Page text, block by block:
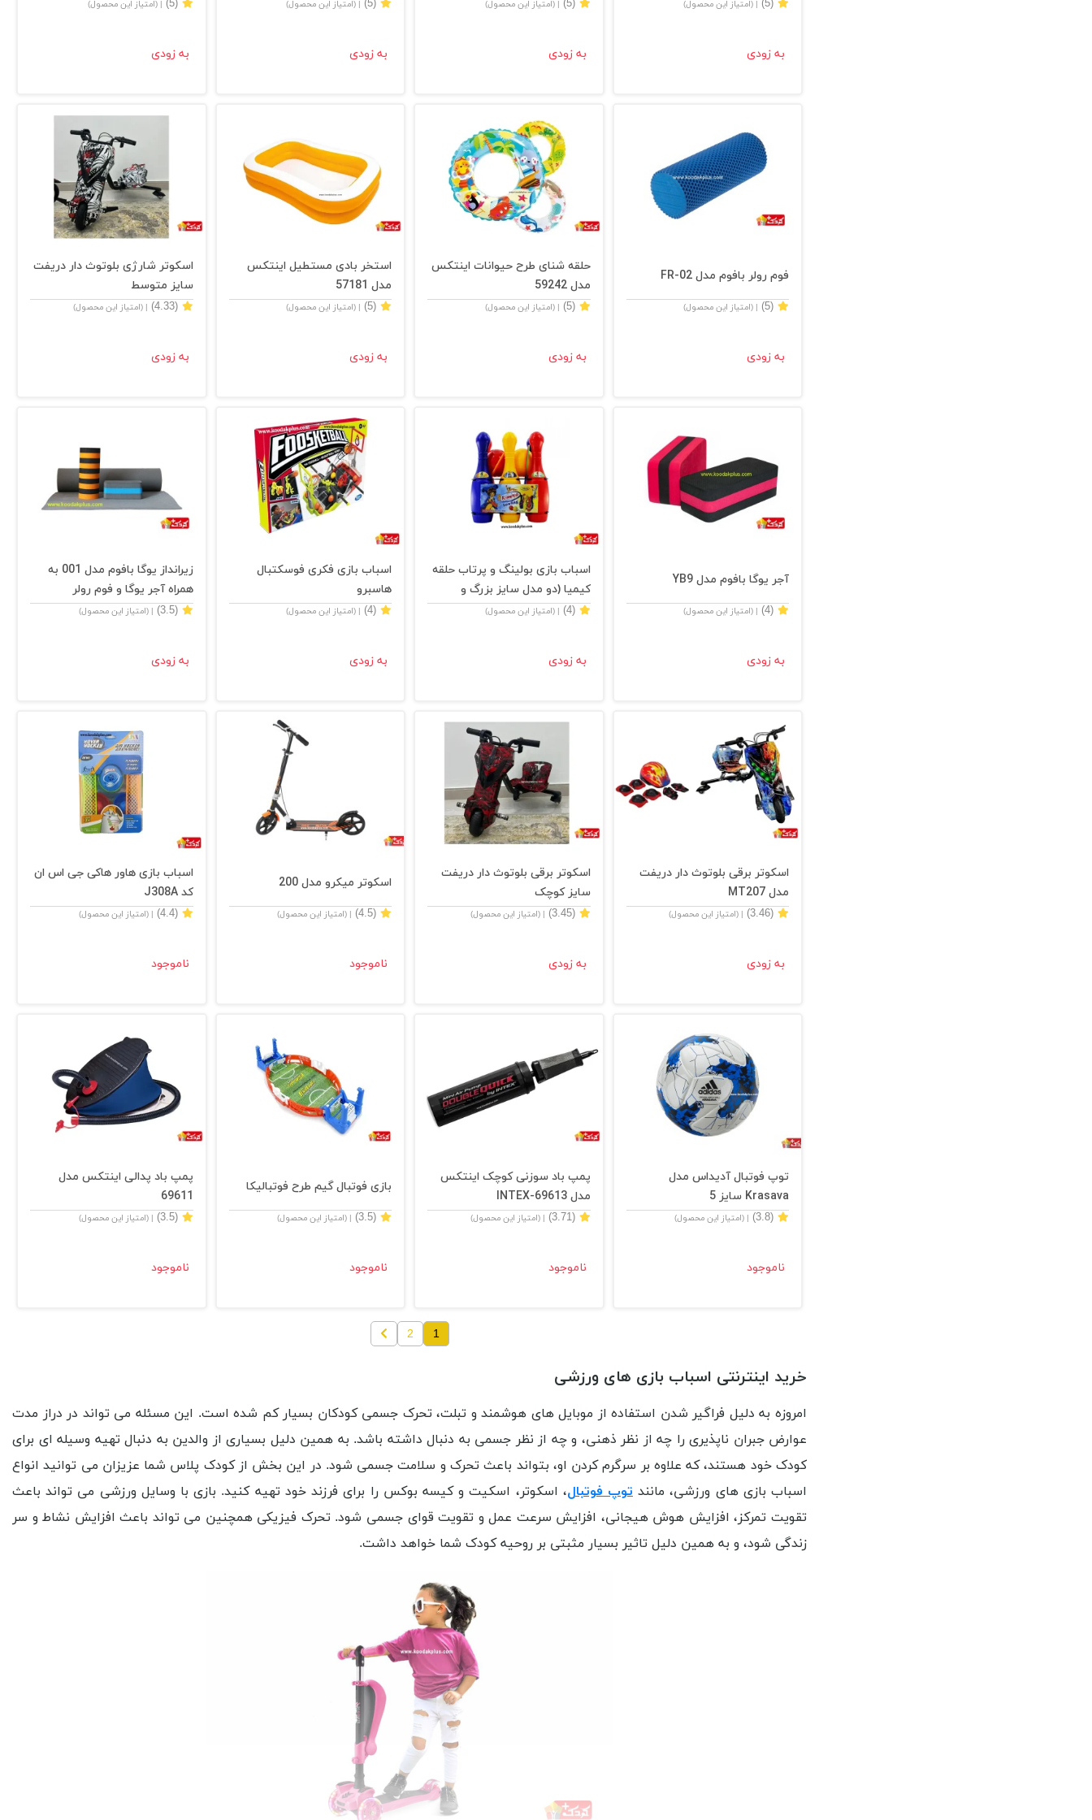
(5) | (امتیاز این محصول)
به زودی
(5) | (امتیاز این محصول)
به زودی
(5) | (امتیاز این محصول)
به زودی
(5) | (امتیاز این محصول)
به زودی
فوم رولر بافوم مدل FR-02
(5) | (امتیاز این محصول)
به زودی
حلقه شنای طرح حیوانات اینتکس
مدل 59242
(5) | (امتیاز این محصول)
به زودی
استخر بادی مستطیل اینتکس
مدل 57181
(5) | (امتیاز این محصول)
به زودی
اسکوتر شارژی بلوتوث دار دریفت
سایز متوسط
(4.33) | (امتیاز این محصول)
به زودی
آجر یوگا بافوم مدل YB9
(4) | (امتیاز این محصول)
به زودی
اسباب بازی بولینگ و پرتاب حلقه
کیمیا (دو مدل سایز بزرگ و
کوچک) برند لبخند
(4) | (امتیاز این محصول)
به زودی
اسباب بازی فکری فوسکتبال
هاسبرو
(4) | (امتیاز این محصول)
به زودی
زیرانداز یوگا بافوم مدل 001 به
همراه آجر یوگا و فوم رولر
(3.5) | (امتیاز این محصول)
به زودی
اسکوتر برقی بلوتوث دار دریفت
مدل MT207
(3.46) | (امتیاز این محصول)
به زودی
اسکوتر برقی بلوتوث دار دریفت
سایز کوچک
(3.45) | (امتیاز این محصول)
به زودی
اسکوتر میکرو مدل 200
(4.5) | (امتیاز این محصول)
ناموجود
اسباب بازی هاور هاکی جی اس ان
کد J308A
(4.4) | (امتیاز این محصول)
ناموجود
توپ فوتبال آدیداس مدل
Krasava سایز 5
(3.8) | (امتیاز این محصول)
ناموجود
پمپ باد سوزنی کوچک اینتکس
مدل INTEX-69613
(3.71) | (امتیاز این محصول)
ناموجود
بازی فوتبال گیم طرح فوتبالیکا
(3.5) | (امتیاز این محصول)
ناموجود
پمپ باد پدالی اینتکس مدل
69611
(3.5) | (امتیاز این محصول)
ناموجود
1
2
خرید اینترنتی اسباب بازی های ورزشی
امروزه به دلیل فراگیر شدن استفاده از موبایل های هوشمند و تبلت، تحرک جسمی کودکان بسیار کم شده است. این مسئله می تواند در دراز مدت
عوارض جبران ناپذیری را چه از نظر ذهنی، و چه از نظر جسمی به دنبال داشته باشد. به همین دلیل بسیاری از والدین به دنبال تهیه وسیله ای برای
کودک خود هستند، که علاوه بر سرگرم کردن او، بتواند باعث تحرک و سلامت جسمی شود. در این بخش از کودک پلاس شما عزیزان می توانید انواع
اسباب بازی های ورزشی، مانندتوپ فوتبال، اسکوتر، اسکیت و کیسه بوکس را برای فرزند خود تهیه کنید. بازی با وسایل ورزشی می تواند باعث
تقویت تمرکز، افزایش هوش هیجانی، افزایش سرعت عمل و تقویت قوای جسمی شود. تحرک فیزیکی همچنین می تواند باعث افزایش نشاط و سر
زندگی شود، و به همین دلیل تاثیر بسیار مثبتی بر روحیه کودک شما خواهد داشت.